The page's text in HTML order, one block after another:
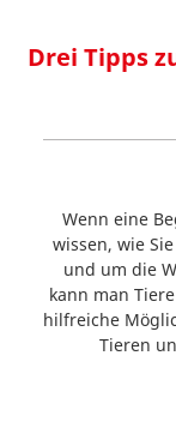
Drei Tipps
Wenn eine
wissen, wie
und um die
kann man
hilfreiche
Tieren